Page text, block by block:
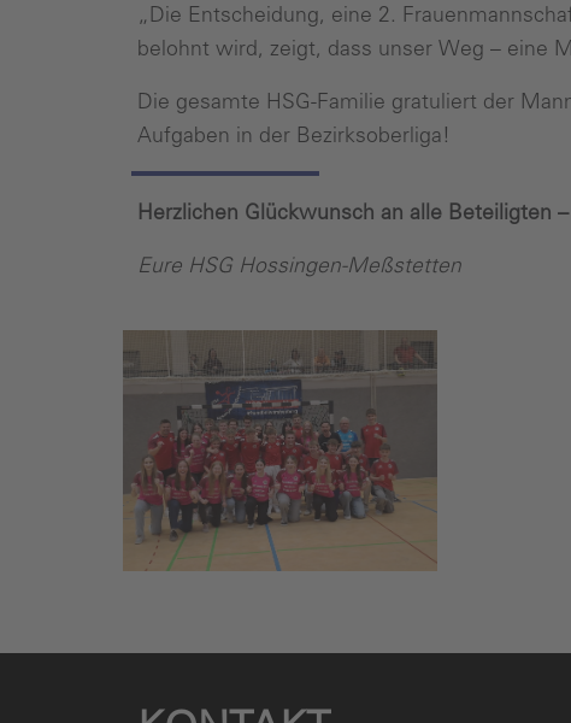
„Die Entscheidung, eine 2.
belohnt wird, zeigt, dass unser Weg – eine
Die gesamte HSG-Familie gratuliert der
Aufgaben in der Bezirksoberliga!
Herzlichen Glückwunsch an alle Beteiligten
Eure HSG Hossingen-Meßstetten